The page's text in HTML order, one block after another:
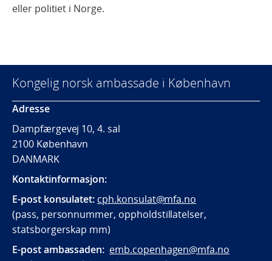
eller politiet i Norge.
Kongelig norsk ambassade i København
Adresse
Dampfærgevej 10, 4. sal
2100 København
DANMARK
Kontaktinformasjon:
E-post konsulatet: cph.konsulat@mfa.no
(pass, personnummer, oppholdstillatelser,
statsborgerskap mm)
E-post ambassaden: emb.copenhagen@mfa.no